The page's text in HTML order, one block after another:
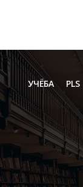
УЧЁБА PLS